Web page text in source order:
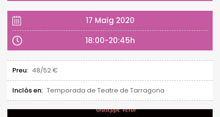
17 Maig 2020
18:00-20:45h
Preu: 48/52 €
Inclòs en: Temporada de Teatre de Tarragona